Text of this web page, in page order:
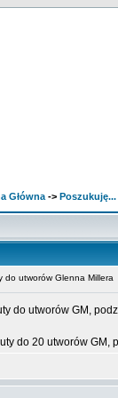
Główna -> Poszukuję...
utworów Glenna Millera
do utworów GM,
do 20 utworów